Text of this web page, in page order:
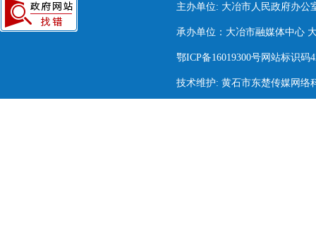
主办单位: 大冶市人民政府办公
承办单位：大冶市融媒体中心
鄂ICP备16019300号网站标识码
技术维护: 黄石市东楚传媒网络